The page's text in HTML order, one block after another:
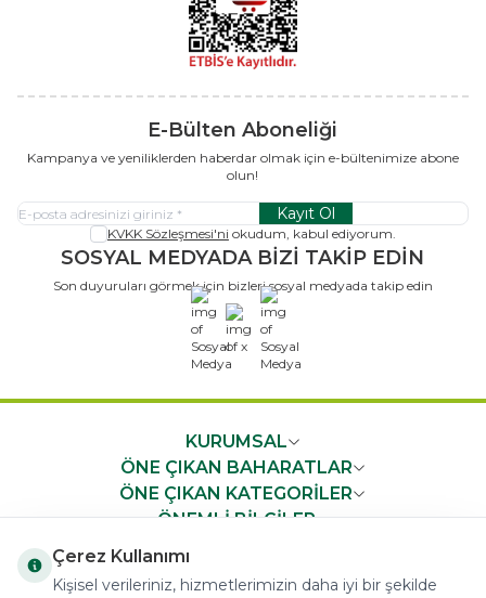
E-Bülten Aboneliği
Kampanya ve yeniliklerden haberdar olmak için e-bültenimize abone
olun!
Kayıt Ol
KVKK Sözleşmesi'ni okudum, kabul ediyorum.
SOSYAL MEDYADA BİZİ TAKİP EDİN
Son duyuruları görmek için bizleri sosyal medyada takip edin
x
KURUMSAL
ÖNE ÇIKAN BAHARATLAR
ÖNE ÇIKAN KATEGORİLER
ÖNEMLİ BİLGİLER
Çerez Kullanımı
Kişisel verileriniz, hizmetlerimizin daha iyi bir şekilde